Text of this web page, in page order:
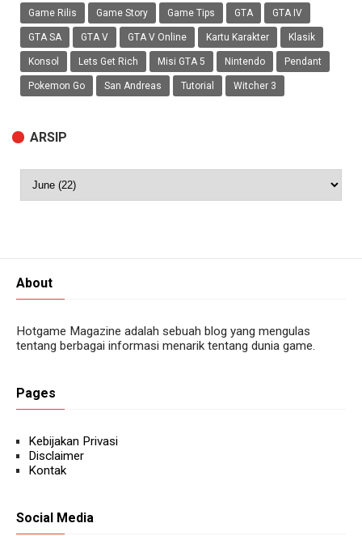
Game Rilis Game Story Game Tips GTA GTA IV
GTA SA GTA V GTA V Online Kartu Karakter Klasik
Konsol Lets Get Rich Misi GTA 5 Nintendo Pendant
Pokemon Go San Andreas Tutorial Witcher 3
ARSIP
About
Hotgame Magazine adalah sebuah blog yang mengulas
tentang berbagai informasi menarik tentang dunia game.
Pages
Kebijakan Privasi
Disclaimer
Kontak
Social Media